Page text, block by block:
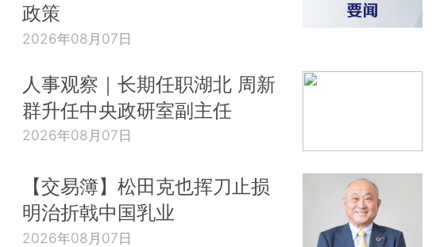
政策
2026年08月07日
人事观察｜长期任职湖北 周新
群升任中央政研室副主任
2026年08月07日
【交易簿】松田克也挥刀止损
明治折戟中国乳业
2026年08月07日